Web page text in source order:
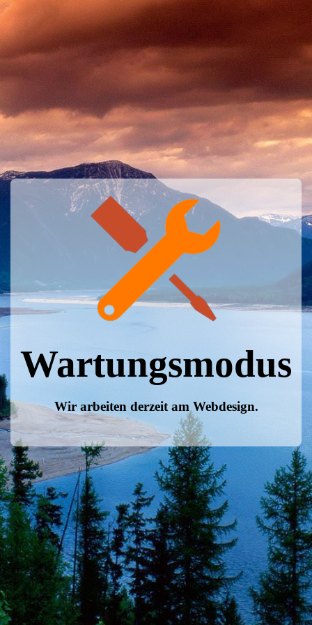
Wartungsmodus
Wir arbeiten derzeit am Webdesign.